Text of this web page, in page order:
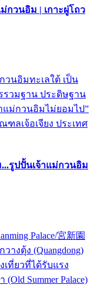
กวนอิม | เกาะผู่โถว
นอิมทะเลใต้ เป็น
รวมฐาน ประดิษฐาน
แม่กวนอิมไม่ยอมไป”
ลเจ้อเจียง ประเทศ
รูปปั้นเจ้าแม่กวนอิม
Palace/宮新園
างตุ้ง (Quangdong)
ที่ยวที่ได้รับแรง
Summer Palace)